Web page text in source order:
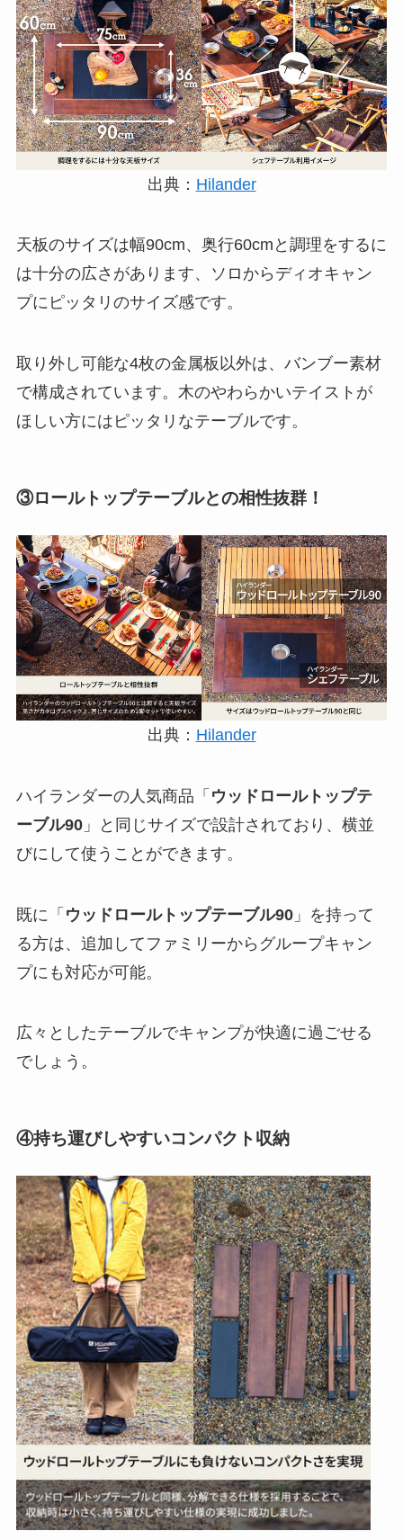
出典： Hilander
天板のサイズは幅90cm、奥行60cmと調理をするに
は十分の広さがあります、ソロからディオキャン
プにピッタリのサイズ感です。
取り外し可能な4枚の金属板以外は、バンブー素材
で構成されています。木のやわらかいテイストが
ほしい方にはピッタリなテーブルです。
③ロールトップテーブルとの相性抜群！
出典： Hilander
ハイランダーの人気商品「 ウッドロールトップテ
ーブル90」と同じサイズで設計されており、横並
びにして使うことができます。
既に「 ウッドロールトップテーブル90」を持って
る方は、追加してファミリーからグループキャン
プにも対応が可能。
広々としたテーブルでキャンプが快適に過ごせる
でしょう。
④持ち運びしやすいコンパクト収納